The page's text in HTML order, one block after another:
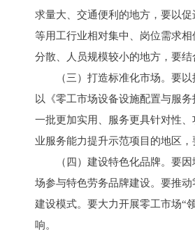
求量大、交通便利的地方，要以
等用工行业相对集中、岗位需求
分散、人员规模较小的地方，要
（三）打造标准化市场。要
以《零工市场设备设施配置与服
一批更加实用、服务更具针对性
业服务能力提升示范项目的地区
（四）建设特色化品牌。要
场参与特色劳务品牌建设。要推
建设模式。要大力开展零工市场“
响。